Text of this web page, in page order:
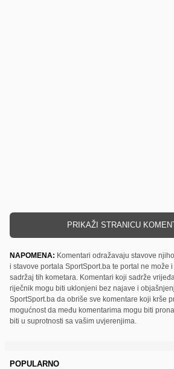
PRIKAŽI STRANICU
NAPOMENA: Komentari odražavaju stavove
i stavove portala SportSport.ba te portal ne može
sadržaj tih kometara. Komentari koji sadrže
riječnik mogu biti uklonjeni bez najave i
SportSport.ba da obriše sve komentare koji krše
mogućnost da među komentarima mogu biti
biti u suprotnosti sa vašim uvjerenjima.
POPULARNO